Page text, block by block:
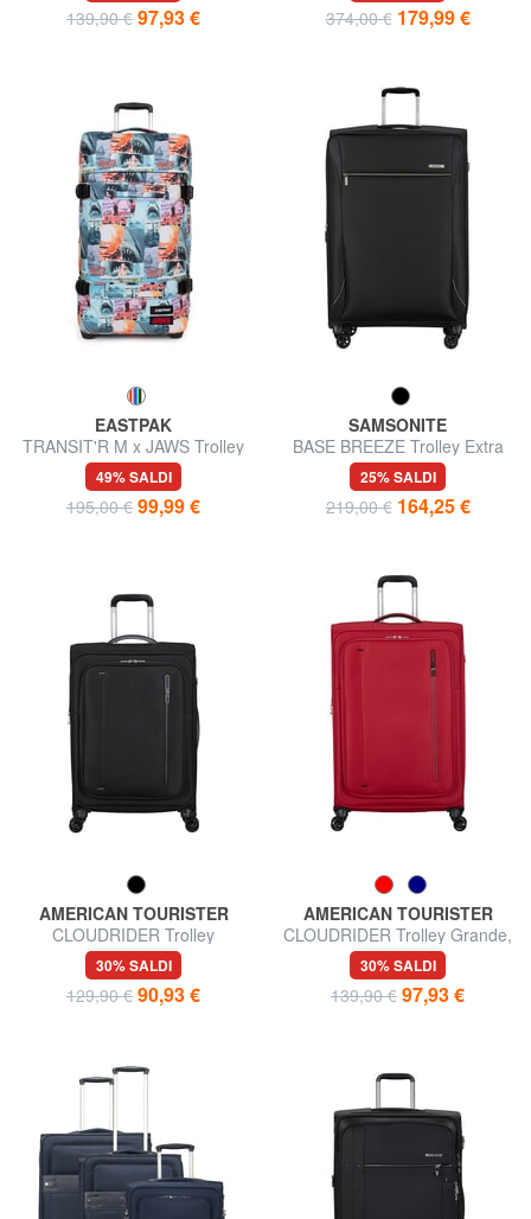
139,90 € 97,93 € 374,00 € 179,99 €
EASTPAK
TRANSIT'R M x JAWS Trolley
misura media
49% SALDI
195,00 € 99,99 €
SAMSONITE
BASE BREEZE Trolley Extra
Large, espandibile
25% SALDI
219,00 € 164,25 €
AMERICAN TOURISTER
CLOUDRIDER Trolley
Espandibile Grande
30% SALDI
129,90 € 90,93 €
AMERICAN TOURISTER
CLOUDRIDER Trolley Grande,
espandibile
30% SALDI
139,90 € 97,93 €